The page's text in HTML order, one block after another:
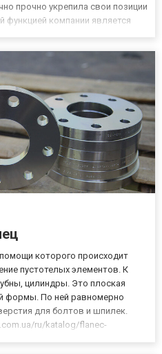
прочно укрепила свои позиции
функцией компании является
которого происходит
пустотелых элементов. К
цилиндры. Это плоская
формы. По ней равномерно
для болтов и шпилек.
ru/katalog/flanec-